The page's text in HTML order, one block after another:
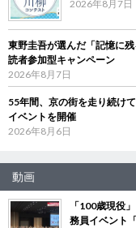
2026年8月7日
東野圭吾が選んだ「記憶に
読者参加型キャンペーン
2026年8月7日
55年間、京の街を走り続け
イベントを開催
2026年8月6日
動画
「100歳現役
務員イベント